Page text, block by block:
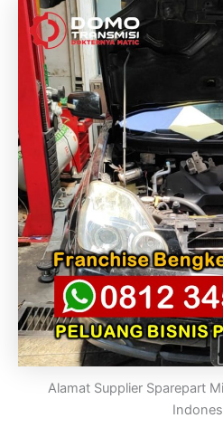
Alamat Supplier Sparepart